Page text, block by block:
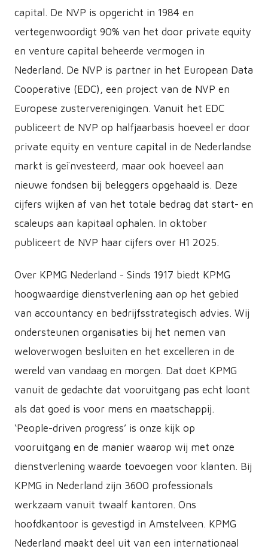
capital. De NVP is opgericht in 1984 en
vertegenwoordigt 90% van het door private equity
en venture capital beheerde vermogen in
Nederland. De NVP is partner in het European Data
Cooperative (EDC), een project van de NVP en
Europese zusterverenigingen. Vanuit het EDC
publiceert de NVP op halfjaarbasis hoeveel er door
private equity en venture capital in de Nederlandse
markt is geïnvesteerd, maar ook hoeveel aan
nieuwe fondsen bij beleggers opgehaald is. Deze
cijfers wijken af van het totale bedrag dat start- en
scaleups aan kapitaal ophalen. In oktober
publiceert de NVP haar cijfers over H1 2025.
Over KPMG Nederland - Sinds 1917 biedt KPMG
hoogwaardige dienstverlening aan op het gebied
van accountancy en bedrijfsstrategisch advies. Wij
ondersteunen organisaties bij het nemen van
weloverwogen besluiten en het excelleren in de
wereld van vandaag en morgen. Dat doet KPMG
vanuit de gedachte dat vooruitgang pas echt loont
als dat goed is voor mens en maatschappij.
‘People-driven progress’ is onze kijk op
vooruitgang en de manier waarop wij met onze
dienstverlening waarde toevoegen voor klanten. Bij
KPMG in Nederland zijn 3600 professionals
werkzaam vanuit twaalf kantoren. Ons
hoofdkantoor is gevestigd in Amstelveen. KPMG
Nederland maakt deel uit van een internationaal